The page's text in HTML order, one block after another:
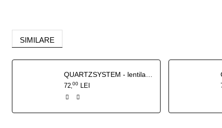
SIMILARE
72 00 LEI